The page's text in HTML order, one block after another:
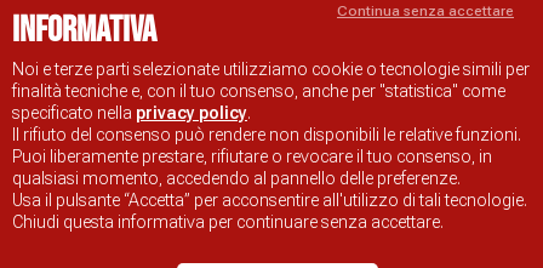
SITO UFFICIALE DI INFORMAZIONE TURISTICA DI RAVENNA
Informativa
Noi e terze parti selezionate utilizziamo cookie o tecnologie simili per
finalità tecniche e, con il tuo consenso, anche per "statistica" come
specificato nella privacy policy.
Il rifiuto del consenso può rendere non disponibili le relative funzioni.
Puoi liberamente prestare, rifiutare o revocare il tuo consenso, in
qualsiasi momento, accedendo al pannello delle preferenze.
Usa il pulsante “Accetta” per acconsentire all'utilizzo di tali tecnologie.
Chiudi questa informativa per continuare senza accettare.
Continua senza accettare